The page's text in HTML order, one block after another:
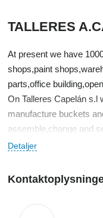
TALLERES
At present we have
shops,paint
parts,office
On Talleres Capelán s.l
manufacture buckets
assemble,change and
agricultural and
Detaljer